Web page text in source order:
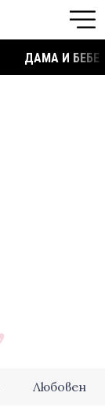
ДАМА И БЕБЕ
Любовен